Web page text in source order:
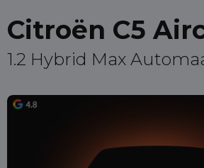
Citroën C5
1.2 Hybrid Max